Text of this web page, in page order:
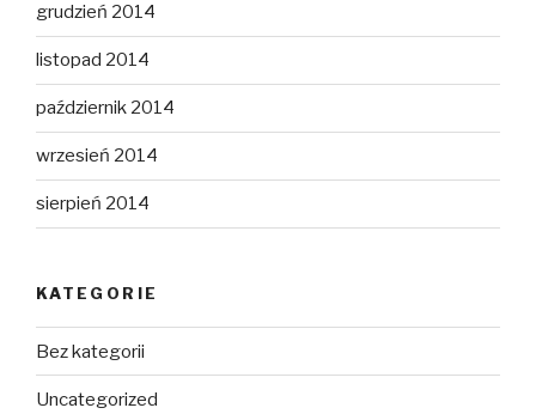
grudzień 2014
listopad 2014
październik 2014
wrzesień 2014
sierpień 2014
KATEGORIE
Bez kategorii
Uncategorized